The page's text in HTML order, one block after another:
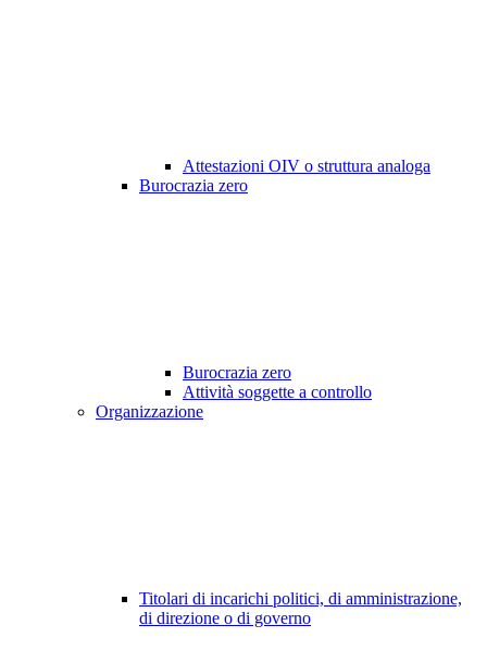
Attestazioni OIV o struttura analoga
Burocrazia zero
Burocrazia zero
Attività soggette a controllo
Organizzazione
Titolari di incarichi politici, di amministrazione,
di direzione o di governo